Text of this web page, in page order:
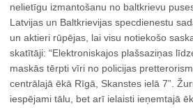
nelietīgu izmantošanu no baltkrievu
Latvijas un Baltkrievijas specdienestu
un aktieri rūpējas, lai visu notiekošo
skatītāji: “Elektroniskajos plašsaziņas
maskās tērpti vīri no policijas
centrālajā ēkā Rīgā, Skanstes ielā 7”.
iespējami tālu, bet arī ielaisti ieņemtajā